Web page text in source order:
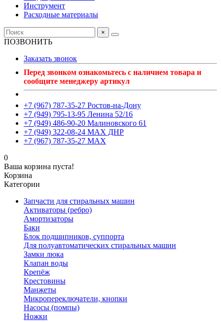
Инструмент
Расходные материалы
×
ПОЗВОНИТЬ
Заказать звонок
Перед звонком ознакомьтесь с наличием товара и
сообщите менеджеру артикул
+7 (967) 787-35-27 Ростов-на-Дону
+7 (949) 795-13-95 Ленина 52/16
+7 (949) 486-90-20 Малиновского 61
+7 (949) 322-08-24 MAX ДНР
+7 (967) 787-35-27 MAX
0
Ваша корзина пуста!
Корзина
Категории
Запчасти для стиральных машин
Активаторы (ребро)
Амортизаторы
Баки
Блок подшипников, суппорта
Для полуавтоматических стиральных машин
Замки люка
Клапан воды
Крепёж
Крестовины
Манжеты
Микропереключатели, кнопки
Насосы (помпы)
Ножки